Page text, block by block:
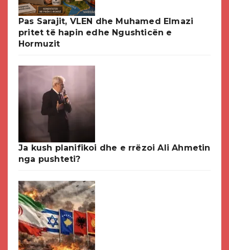
Pas Sarajit, VLEN dhe Muhamed Elmazi
pritet të hapin edhe Ngushticën e
Hormuzit
Ja kush planifikoi dhe e rrëzoi Ali Ahmetin
nga pushteti?